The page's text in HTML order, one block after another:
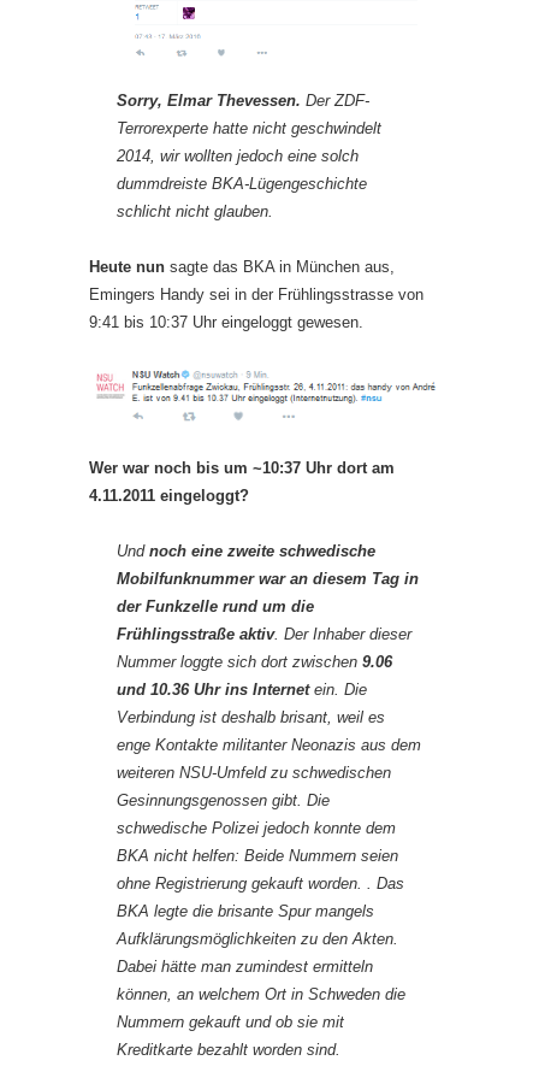
Sorry, Elmar Thevessen. Der ZDF-
Terrorexperte hatte nicht geschwindelt
2014, wir wollten jedoch eine solch
dummdreiste BKA-Lügengeschichte
schlicht nicht glauben.
Heute nun sagte das BKA in München aus,
Emingers Handy sei in der Frühlingsstrasse von
9:41 bis 10:37 Uhr eingeloggt gewesen.
Wer war noch bis um ~10:37 Uhr dort am
4.11.2011 eingeloggt?
Und noch eine zweite schwedische
Mobilfunknummer war an diesem Tag in
der Funkzelle rund um die
Frühlingsstraße aktiv. Der Inhaber dieser
Nummer loggte sich dort zwischen 9.06
und 10.36 Uhr ins Internetein. Die
Verbindung ist deshalb brisant, weil es
enge Kontakte militanter Neonazis aus dem
weiteren NSU-Umfeld zu schwedischen
Gesinnungsgenossen gibt. Die
schwedische Polizei jedoch konnte dem
BKA nicht helfen: Beide Nummern seien
ohne Registrierung gekauft worden. . Das
BKA legte die brisante Spur mangels
Aufklärungsmöglichkeiten zu den Akten.
Dabei hätte man zumindest ermitteln
können, an welchem Ort in Schweden die
Nummern gekauft und ob sie mit
Kreditkarte bezahlt worden sind.